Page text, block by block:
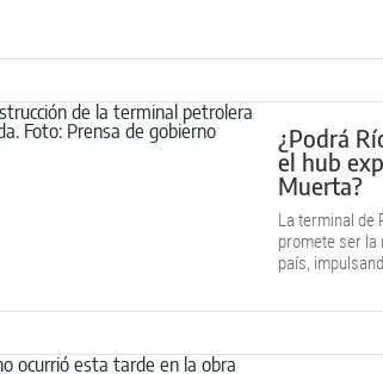
¿Podrá
el hub
Muerta?
La terminal de
promete ser
país,